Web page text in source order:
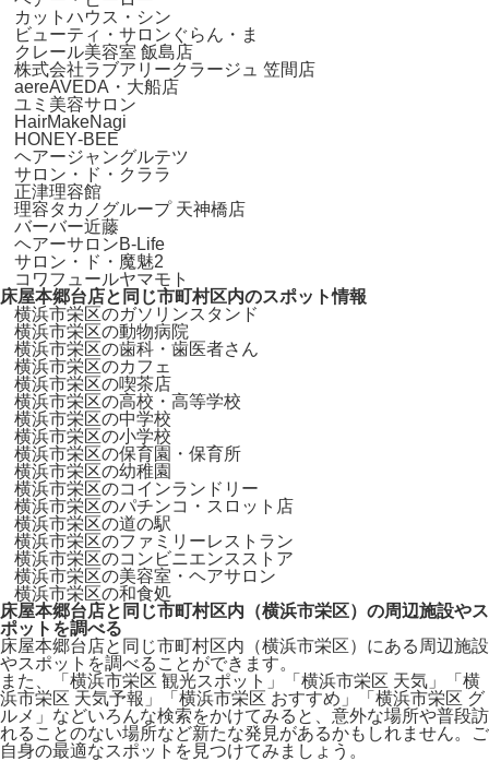
カットハウス・シン
ビューティ・サロンぐらん・ま
クレール美容室 飯島店
株式会社ラブアリークラージュ 笠間店
aereAVEDA・大船店
ユミ美容サロン
HairMakeNagi
HONEY‐BEE
ヘアージャングルテツ
サロン・ド・クララ
正津理容館
理容タカノグループ 天神橋店
バーバー近藤
ヘアーサロンB‐Life
サロン・ド・魔魅2
コワフュールヤマモト
床屋本郷台店と同じ市町村区内のスポット情報
横浜市栄区のガソリンスタンド
横浜市栄区の動物病院
横浜市栄区の歯科・歯医者さん
横浜市栄区のカフェ
横浜市栄区の喫茶店
横浜市栄区の高校・高等学校
横浜市栄区の中学校
横浜市栄区の小学校
横浜市栄区の保育園・保育所
横浜市栄区の幼稚園
横浜市栄区のコインランドリー
横浜市栄区のパチンコ・スロット店
横浜市栄区の道の駅
横浜市栄区のファミリーレストラン
横浜市栄区のコンビニエンスストア
横浜市栄区の美容室・ヘアサロン
横浜市栄区の和食処
床屋本郷台店と同じ市町村区内（横浜市栄区）の周辺施設やス
ポットを調べる
床屋本郷台店と同じ市町村区内（横浜市栄区）にある周辺施設
やスポットを調べることができます。
また、「横浜市栄区 観光スポット」「横浜市栄区 天気」「横
浜市栄区 天気予報」「横浜市栄区 おすすめ」「横浜市栄区 グ
ルメ」などいろんな検索をかけてみると、意外な場所や普段訪
れることのない場所など新たな発見があるかもしれません。ご
自身の最適なスポットを見つけてみましょう。